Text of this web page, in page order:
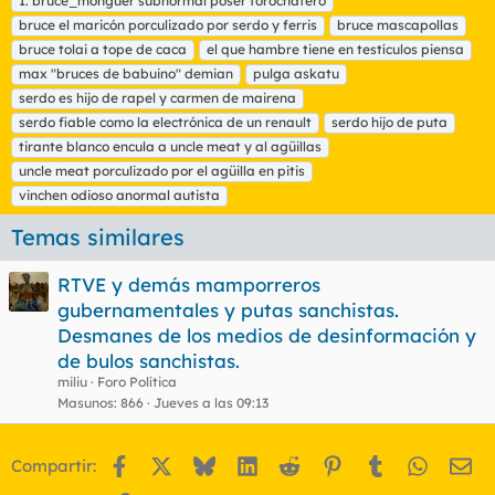
q
u
e
t
a
s
bruce el maricón porculizado por serdo y ferris
bruce mascapollas
bruce tolai a tope de caca
el que hambre tiene en testículos piensa
max "bruces de babuino" demian
pulga askatu
serdo es hijo de rapel y carmen de mairena
serdo fiable como la electrónica de un renault
serdo hijo de puta
tirante blanco encula a uncle meat y al agüillas
uncle meat porculizado por el agüilla en pitis
vinchen odioso anormal autista
Temas similares
RTVE y demás mamporreros
gubernamentales y putas sanchistas.
Desmanes de los medios de desinformación y
de bulos sanchistas.
miliu
Foro Política
Masunos 866 Jueves a las 09:13
Compartir: Facebook BlueskyLinkedIn
Reddit Pinterest
Tumblr